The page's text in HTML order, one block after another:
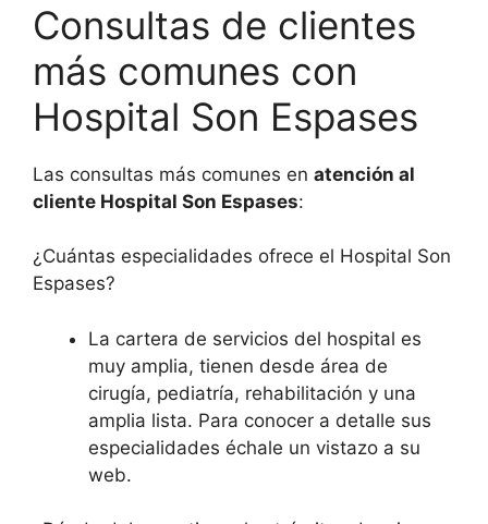
Consultas de clientes
más comunes con
Hospital Son Espases
Las consultas más comunes en atención al
cliente Hospital Son Espases:
¿Cuántas especialidades ofrece el Hospital Son
Espases?
La cartera de servicios del hospital es
muy amplia, tienen desde área de
cirugía, pediatría, rehabilitación y una
amplia lista. Para conocer a detalle sus
especialidades échale un vistazo a su
web.